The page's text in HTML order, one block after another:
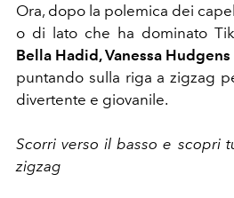
Ora, dopo la polemica dei
o di lato che ha dominato
Bella Hadid, Vanessa Hudgens
puntando sulla riga a zigzag
divertente e giovanile.
Scorri verso il basso e scopri
zigzag